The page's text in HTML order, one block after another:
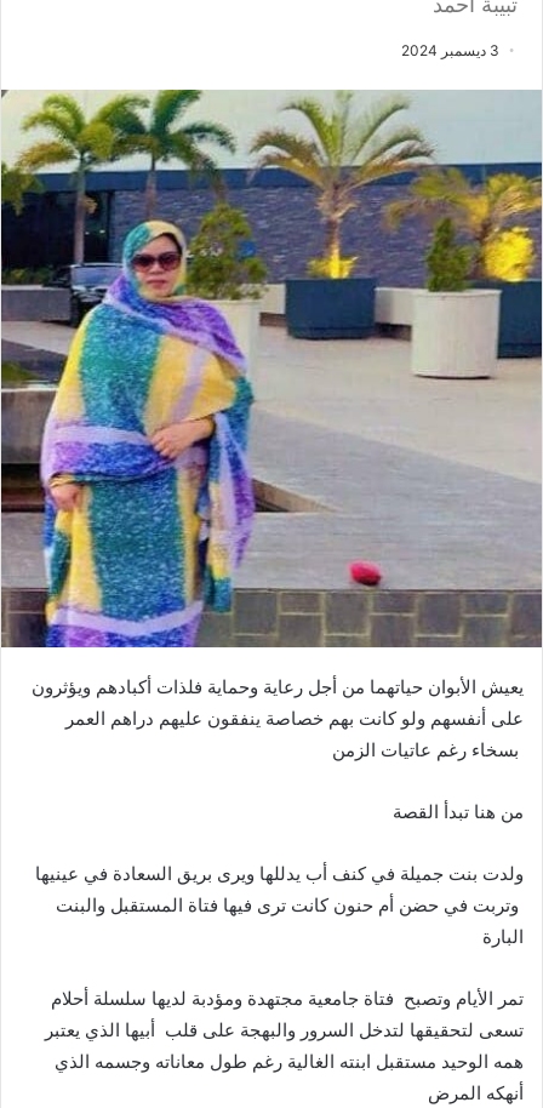
3 ديسمبر 2024
يعيش الأبوان حياتهما من أجل رعاية وحماية فلذات أكبادهم ويؤثرون
على أنفسهم ولو كانت بهم خصاصة ينفقون عليهم دراهم العمر
بسخاء رغم عاتيات الزمن
من هنا تبدأ القصة
ولدت بنت جميلة في كنف أب يدللها ويرى بريق السعادة في عينيها
وتربت في حضن أم حنون كانت ترى فيها فتاة المستقبل والبنت
البارة
تمر الأيام وتصبح فتاة جامعية مجتهدة ومؤدبة لديها سلسلة أحلام
تسعى لتحقيقها لتدخل السرور والبهجة على قلب أبيها الذي يعتبر
همه الوحيد مستقبل ابنته الغالية رغم طول معاناته وجسمه الذي
أنهكه المرض